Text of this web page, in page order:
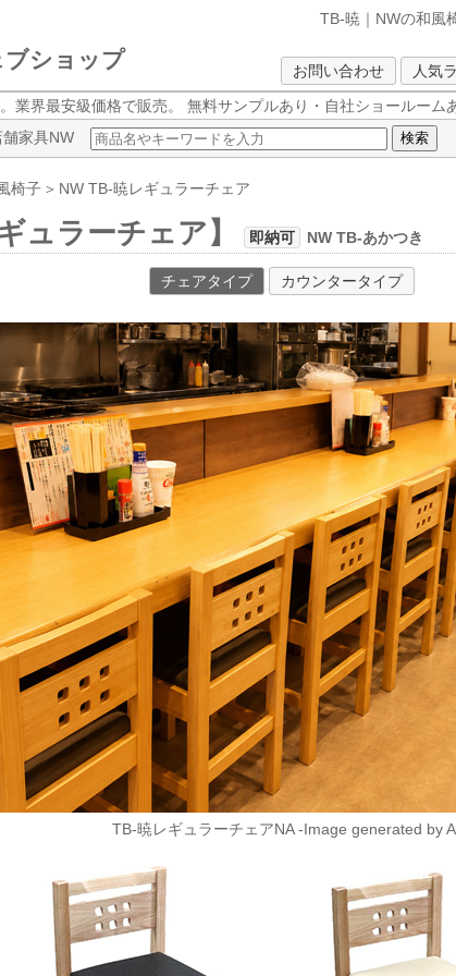
TB-暁｜NWの和風
ブショップ お問い合わせ
人気
業界最安級価格で販売。
無料サンプルあり・自社ショールーム
舗家具NW
椅子 ＞ NW TB-暁レギュラーチェア
ュラーチェア】 即納可 NW TB-あかつき
チェアタイプ カウンタータイプ
TB-暁レギュラーチェアNA-Image generated by